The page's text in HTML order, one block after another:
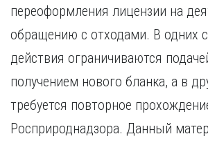
Липецк
М
Магнитогорск
Махачкала
Н
Ч
Я
переоформления лицензии на
обращению с отходами. В одних
действия ограничиваются
получением нового бланка, а в
требуется повторное
Росприроднадзора. Данный